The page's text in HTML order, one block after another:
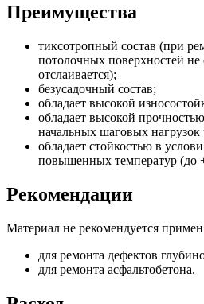
Преимущества
тиксотропный состав (при
потолочных поверхностей не
отслаивается);
безусадочный состав;
обладает высокой
обладает высокой
начальных шаговых нагрузок
обладает стойкостью в
повышенных температур (до
Рекомендации
Материал не рекомендуется
для ремонта дефектов
для ремонта асфальтобетона.